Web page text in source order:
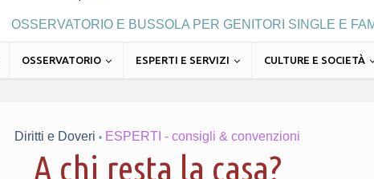
OSSERVATORIO E BUSSOLA PER GENITORI SINGLE E
OSSERVATORIO ESPERTI E SERVIZI CULTURE E SOCIETÀ
Diritti e Doveri • ESPERTI - consigli & convenzioni
A chi resta la casa?